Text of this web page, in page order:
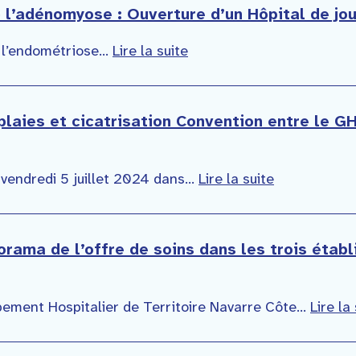
: Ouverture d’un Hôpital de
Lire la suite
et cicatrisation Convention entre le
5 juillet 2024 dans... Lire la suite
de l’offre de soins dans les trois
Hospitalier de Territoire Navarre Côte... Lire la